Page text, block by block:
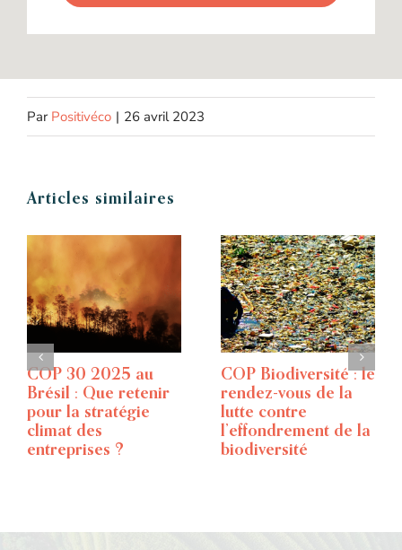
Par Positivéco | 26 avril 2023
Articles similaires
Climate week NYC –
Le plus grand
événement
climatique au
monde
Faites le tour des
obligations de la
CSRD en 6
questions